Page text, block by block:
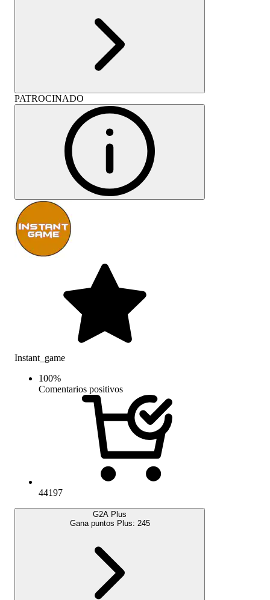
PATROCINADO
Instant_game
100%
Comentarios positivos
44197
G2A Plus
Gana puntos Plus: 245